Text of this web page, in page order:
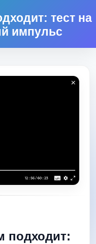
тест на
импульс
подходит: